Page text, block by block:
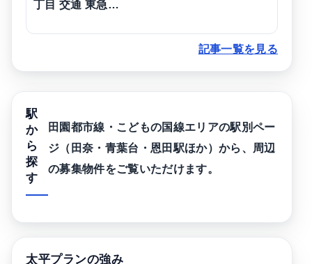
丁目 交通 東急…
記事一覧を見る
駅
か
ら
探
す
田園都市線・こどもの国線エリアの駅別ペー
ジ（田奈・青葉台・恩田駅ほか）から、周辺
の募集物件をご覧いただけます。
太平プランの強み